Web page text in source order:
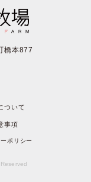
橋本877
ついて
事項
ポリシー